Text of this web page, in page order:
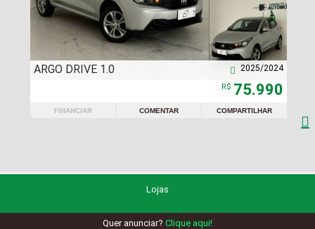
ARGO DRIVE 1.0 2025/2024

R$ 75.990
FINANCIAR COMENTAR COMPARTILHAR

Lojas
Quer anunciar? Clique aqui!